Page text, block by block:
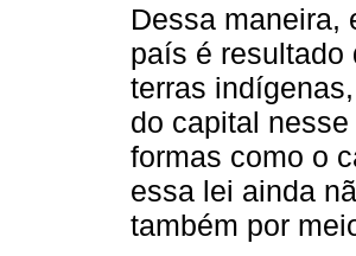
Dessa maneira,
país é resultado
terras
do capital
formas como o
essa lei ainda
também por